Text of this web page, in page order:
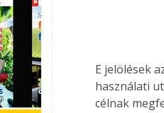
E jelölések
használati
célnak